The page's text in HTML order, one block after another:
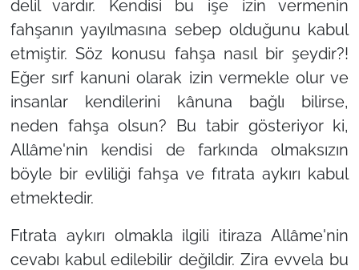
delil vardır. Kendisi bu işe izin vermenin
fahşanın yayılmasına sebep olduğunu kabul
etmiştir. Söz konusu fahşa nasıl bir şeydir?!
Eğer sırf kanuni olarak izin vermekle olur ve
insanlar kendilerini kânuna bağlı bilirse,
neden fahşa olsun? Bu tabir gösteriyor ki,
Allâme'nin kendisi de farkında olmaksızın
böyle bir evliliği fahşa ve fıtrata aykırı kabul
etmektedir.
Fıtrata aykırı olmakla ilgili itiraza Allâme'nin
cevabı kabul edilebilir değildir. Zira evvela bu